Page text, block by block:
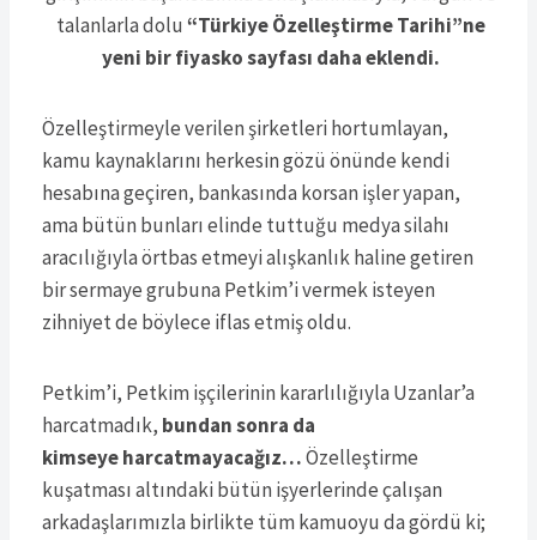
talanlarla dolu “Türkiye Özelleştirme Tarihi”ne
yeni bir fiyasko sayfası daha eklendi.
Özelleştirmeyle verilen şirketleri hortumlayan,
kamu kaynaklarını herkesin gözü önünde kendi
hesabına geçiren, bankasında korsan işler yapan,
ama bütün bunları elinde tuttuğu medya silahı
aracılığıyla örtbas etmeyi alışkanlık haline getiren
bir sermaye grubuna Petkim’i vermek isteyen
zihniyet de böylece iflas etmiş oldu.
Petkim’i, Petkim işçilerinin kararlılığıyla Uzanlar’a
harcatmadık, bundan sonra da
kimseye harcatmayacağız…Özelleştirme
kuşatması altındaki bütün işyerlerinde çalışan
arkadaşlarımızla birlikte tüm kamuoyu da gördü ki;